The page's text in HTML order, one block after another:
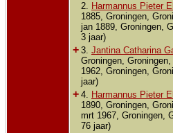
2. Harmannus Pieter
1885, Groningen,
jan 1889, Groningen,
3 jaar)
+ 3. Jantina Catharina
Groningen, Groningen,
1962, Groningen,
jaar)
+ 4. Harmannus Pieter
1890, Groningen,
mrt 1967, Groningen,
76 jaar)